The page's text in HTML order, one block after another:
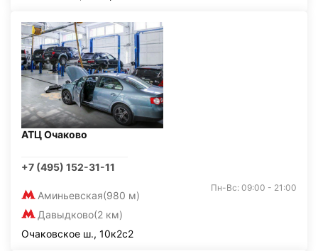
АТЦ Очаково
+7 (495) 152-31-11
Аминьевская(980 м)
Давыдково(2 км)
Пн-Вс: 09:00 - 21:00
Очаковское ш., 10к2с2